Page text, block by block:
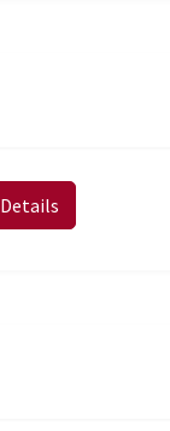
Details